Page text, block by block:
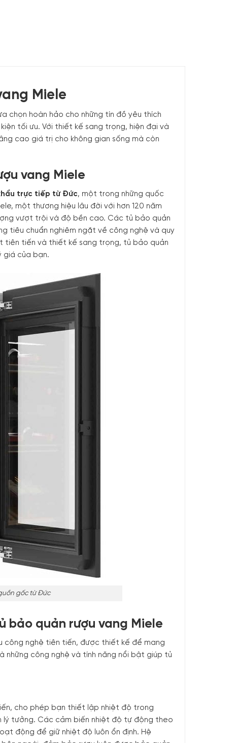
Miele
chọn hoàn hảo cho những tín đồ yêu thích
tối ưu. Với thiết kế sang trọng, hiện đại và
cao giá trị cho không gian sống mà còn
vang Miele
trực tiếp từ Đức, một trong những quốc
một thương hiệu lâu đời với hơn 120 năm
vượt trội và độ bền cao. Các tủ bảo quản
tiêu chuẩn nghiêm ngặt về công nghệ và quy
tiên tiến và thiết kế sang trọng, tủ bảo quản
giá của bạn.
gốc từ Đức
bảo quản rượu vang Miele
công nghệ tiên tiến, được thiết kế để mang
những công nghệ và tính năng nổi bật giúp tủ
cho phép bạn thiết lập nhiệt độ trong
lý tưởng. Các cảm biến nhiệt độ tự động theo
động để giữ nhiệt độ luôn ổn định. Hệ